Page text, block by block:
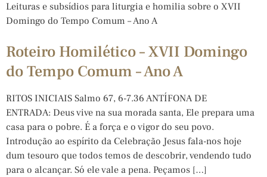
Leituras e subsídios para liturgia e homilia sobre o XVII
Domingo do Tempo Comum – Ano A
Roteiro Homilético – XVII Domingo
do Tempo Comum – Ano A
RITOS INICIAIS Salmo 67, 6-7.36 ANTÍFONA DE
ENTRADA: Deus vive na sua morada santa, Ele prepara uma
casa para o pobre. É a força e o vigor do seu povo.
Introdução ao espírito da Celebração Jesus fala-nos hoje
dum tesouro que todos temos de descobrir, vendendo tudo
para o alcançar. Só ele vale a pena. Peçamos […]